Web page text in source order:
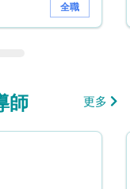
全職
師 更多